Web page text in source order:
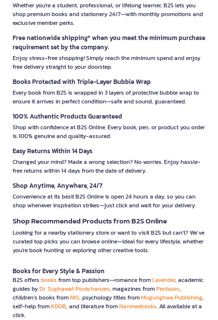
Whether you're a student, professional, or lifelong learner, B2S lets you
shop premium books and stationery 24/7—with monthly promotions and
exclusive member perks.
Free nationwide shipping* when you meet the minimum purchase
requirement set by the company.
Enjoy stress-free shopping! Simply reach the minimum spend and enjoy
free delivery straight to your doorstep.
Books Protected with Triple-Layer Bubble Wrap
Every book from B2S is wrapped in 3 layers of protective bubble wrap to
ensure it arrives in perfect condition—safe and sound, guaranteed.
100% Authentic Products Guaranteed
Shop with confidence at B2S Online. Every book, pen, or product you order
is 100% genuine and quality-assured.
Easy Returns Within 14 Days
Changed your mind? Made a wrong selection? No worries. Enjoy hassle-
free returns within 14 days from the date of delivery.
Shop Anytime, Anywhere, 24/7
Convenience at its best! B2S Online is open 24 hours a day, so you can
shop whenever inspiration strikes—just click and wait for your delivery.
Shop Recommended Products from B2S Online
Looking for a nearby stationery store or want to visit B2S but can't? We’ve
curated top picks you can browse online—ideal for every lifestyle, whether
you're book hunting or exploring other creative tools.
Books for Every Style & Passion
B2S offers books from top publishers—romance fromLavender, academic
guides byDr. Suphawat Pookcharoen, magazines fromPenboon,
children’s books fromMIS, psychology titles fromMugunghwa Publishing,
self-help fromKOOB, and literature fromNanmeebooks. All available at a
click.